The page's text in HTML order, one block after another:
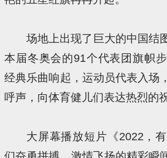
场地上出现了巨大的中国结
本届冬奥会的91个代表团旗帜
经典乐曲响起，运动员代表入场
呼声，向体育健儿们表达热烈的
大屏幕播放短片《2022，